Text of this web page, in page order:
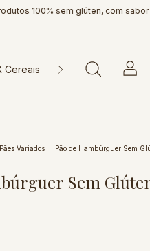
100% sem glúten, com sabor de
Cereais Doces & Cia
Pães Variados
Pão de Hambúrguer Sem
Sem